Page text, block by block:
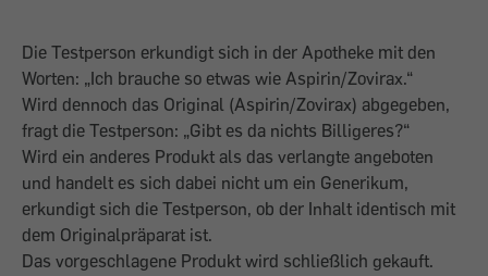
Die Testperson erkundigt sich in der Apotheke mit den
Worten: „Ich brauche so etwas wie Aspirin/Zovirax.“
Wird dennoch das Original (Aspirin/Zovirax) abgegeben,
fragt die Testperson: „Gibt es da nichts Billigeres?“
Wird ein anderes Produkt als das verlangte angeboten
und handelt es sich dabei nicht um ein Generikum,
erkundigt sich die Testperson, ob der Inhalt identisch mit
dem Originalpräparat ist.
Das vorgeschlagene Produkt wird schließlich gekauft.